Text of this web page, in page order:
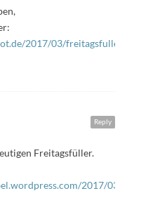
2017/03/freitagsfuller-
Reply
Freitagsfüller.
2017/03/17/